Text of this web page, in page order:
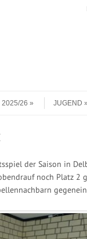
2025/26 JUGEND
der Saison in
noch Platz 2